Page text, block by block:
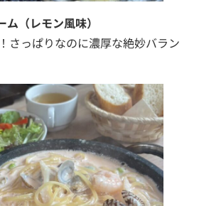
（レモン風味）
さっぱりなのに濃厚な絶妙バラン